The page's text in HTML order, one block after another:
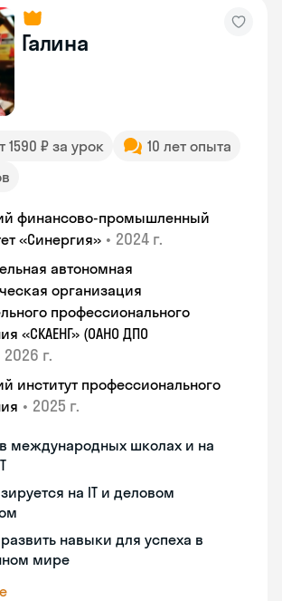
Галина
1590 ₽ за урок
10 лет опыта
финансово-промышленный
«Синергия» • 2024 г.
автономная
организация
профессионального
«СКАЕНГ» (ОАНО ДПО
2026 г.
институт профессионального
• 2025 г.
в международных школах и на
на IT и деловом
навыки для успеха в
мире